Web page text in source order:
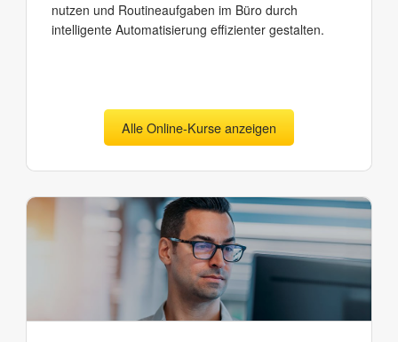
nutzen und Routineaufgaben im Büro durch
intelligente Automatisierung effizienter gestalten.
Alle Online-Kurse anzeigen